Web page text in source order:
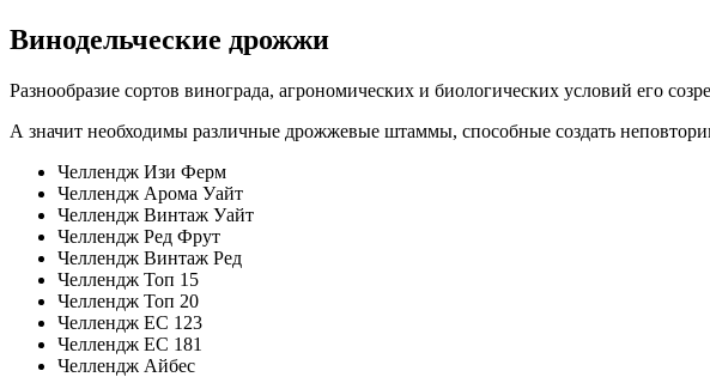
Винодельческие дрожжи
Разнообразие сортов винограда, агрономических и биологических условий его
А значит необходимы различные дрожжевые штаммы, способные создать
Челлендж Изи Ферм
Челлендж Арома Уайт
Челлендж Винтаж Уайт
Челлендж Ред Фрут
Челлендж Винтаж Ред
Челлендж Топ 15
Челлендж Топ 20
Челлендж ЕС 123
Челлендж ЕС 181
Челлендж Айбес